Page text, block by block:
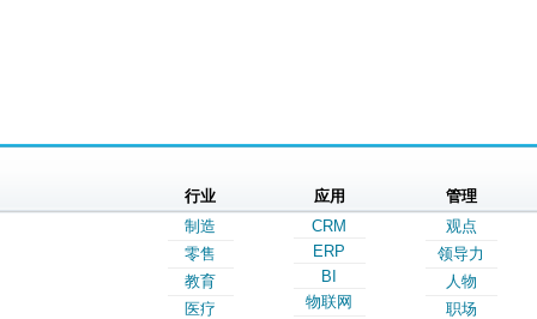
行业
制造
零售
教育
医疗
应用
CRM
ERP
BI
物联网
管理
观点
领导力
人物
职场